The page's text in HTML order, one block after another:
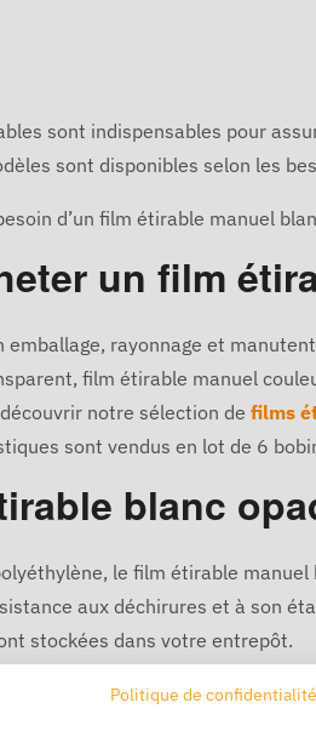
sont indispensables pour
sont disponibles selon les
d’un film étirable manuel
un film
emballage, rayonnage et
film étirable manuel
notre sélection de films
sont vendus en lot de 6
blanc
le film étirable
aux déchirures et à son
stockées dans votre entrepôt.
étirable manuel blanc garde
sensibles contre les rayons du
Politique de confidentialité